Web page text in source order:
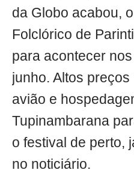
da Globo acabou,
Folclórico de
para acontecer
junho. Altos
avião e
Tupinambarana
o festival de perto,
no noticiário.